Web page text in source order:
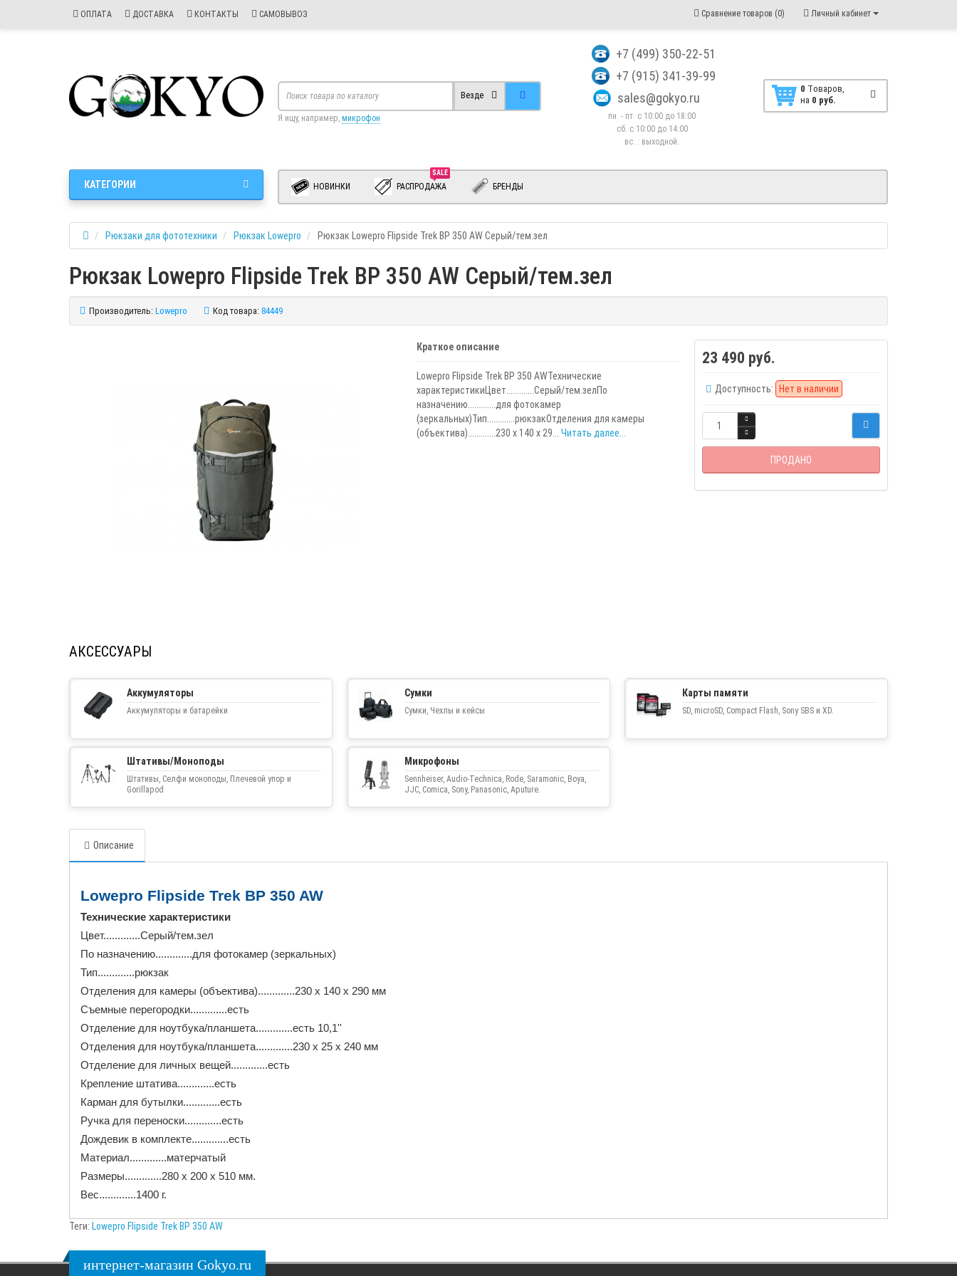
ОПЛАТА ДОСТАВКА КОНТАКТЫ САМОВЫВОЗ Личный кабинет
Сравнение товаров (0)
+7 (499) 350-22-51
+7 (915) 341-39-99
sales@gokyo.ru
пн. - пт. с 10:00 до 18:00
сб. c 10:00 до 14:00
вс. : выходной.
0 Tоваров,
на 0 руб.
Везде
Я ищу, например, микрофон
НОВИНКИ
SALE
РАСПРОДАЖА БРЕНДЫ
КАТЕГОРИИ
Рюкзаки для фототехники Рюкзак Lowepro Рюкзак Lowepro Flipside Trek BP 350 AW Серый/тем.зел
Рюкзак Lowepro Flipside Trek BP 350 AW Серый/тем.зел
Производитель: Lowepro Код товара: 84449
Краткое описание
Lowepro Flipside Trek BP 350 AWТехнические
характеристикиЦвет.............Серый/тем.зелПо
назначению.............для фотокамер
(зеркальных)Тип.............рюкзакОтделения для камеры
(объектива).............230 x 140 x 29... Читать далее...
23 490 руб.
Доступность: Нет в наличии
ПРОДАНО
АКСЕССУАРЫ
Аккумуляторы
Аккумуляторы и батарейки
Сумки
Сумки, Чехлы и кейсы
Карты памяти
SD, microSD, Compact Flash, Sony SBS и XD.
Штативы/Моноподы
Штативы, Селфи моноподы, Плечевой упор и
Gorillapod
Микрофоны
Sennheiser, Audio-Technica, Rode, Saramonic, Boya,
JJC, Comica, Sony, Panasonic, Aputure.
Описание
Lowepro Flipside Trek BP 350 AW
Технические характеристики
Цвет.............Серый/тем.зел
По назначению.............для фотокамер (зеркальных)
Тип.............рюкзак
Отделения для камеры (объектива).............230 x 140 x 290 мм
Съемные перегородки.............есть
Отделение для ноутбука/планшета.............есть 10,1''
Отделения для ноутбука/планшета.............230 x 25 x 240 мм
Отделение для личных вещей.............есть
Крепление штатива.............есть
Карман для бутылки.............есть
Ручка для переноски.............есть
Дождевик в комплекте.............есть
Материал.............матерчатый
Размеры.............280 x 200 x 510 мм.
Вес.............1400 г.
Теги: Lowepro Flipside Trek BP 350 AW
интернет-магазин Gokyo.ru